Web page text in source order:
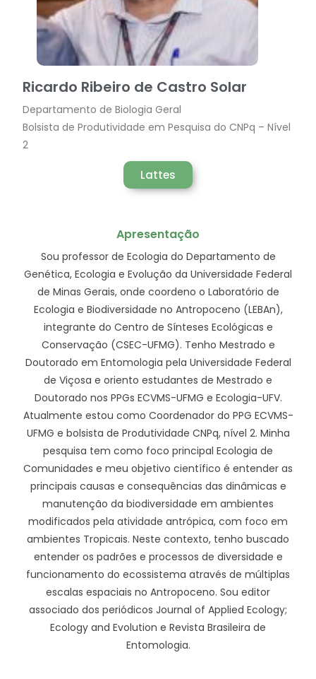
Ricardo Ribeiro de Castro Solar
Departamento de Biologia Geral
Bolsista de Produtividade em Pesquisa do CNPq – Nível
2
Lattes
Apresentação
Sou professor de Ecologia do Departamento de
Genética, Ecologia e Evolução da Universidade Federal
de Minas Gerais, onde coordeno o Laboratório de
Ecologia e Biodiversidade no Antropoceno (LEBAn),
integrante do Centro de Sínteses Ecológicas e
Conservação (CSEC-UFMG). Tenho Mestrado e
Doutorado em Entomologia pela Universidade Federal
de Viçosa e oriento estudantes de Mestrado e
Doutorado nos PPGs ECVMS-UFMG e Ecologia-UFV.
Atualmente estou como Coordenador do PPG ECVMS-
UFMG e bolsista de Produtividade CNPq, nível 2. Minha
pesquisa tem como foco principal Ecologia de
Comunidades e meu objetivo científico é entender as
principais causas e consequências das dinâmicas e
manutenção da biodiversidade em ambientes
modificados pela atividade antrópica, com foco em
ambientes Tropicais. Neste contexto, tenho buscado
entender os padrões e processos de diversidade e
funcionamento do ecossistema através de múltiplas
escalas espaciais no Antropoceno. Sou editor
associado dos periódicos Journal of Applied Ecology;
Ecology and Evolution e Revista Brasileira de
Entomologia.